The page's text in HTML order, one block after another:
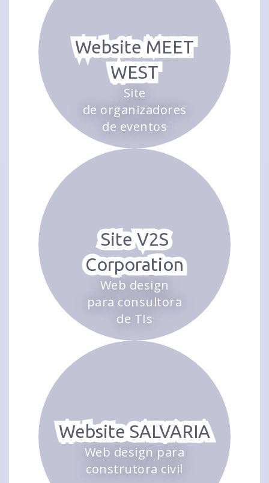
Website MEET
WEST
Site
de organizadores
de eventos
Site V2S
Corporation
Web design
para consultora
de TIs
Website SALVARIA
Web design para
construtora civil